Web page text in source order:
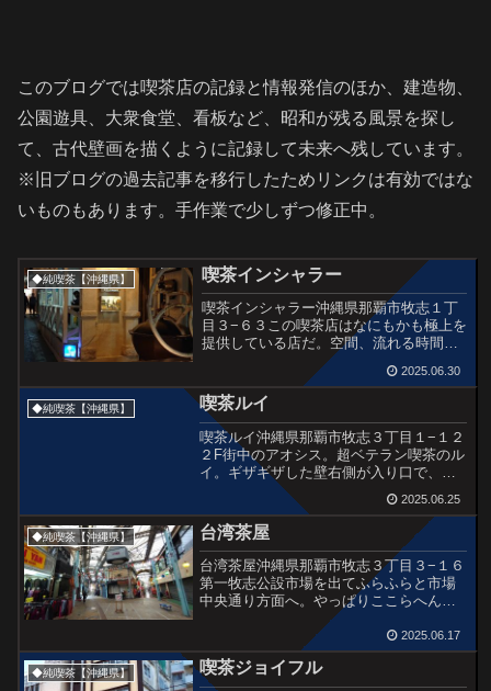
このブログでは喫茶店の記録と情報発信のほか、建造物、
公園遊具、大衆食堂、看板など、昭和が残る風景を探し
て、古代壁画を描くように記録して未来へ残しています。
※旧ブログの過去記事を移行したためリンクは有効ではな
いものもあります。手作業で少しずつ修正中。
◆純喫茶【沖縄県】 喫茶インシャラー
喫茶インシャラー沖縄県那覇市牧志１丁
目３−６３この喫茶店はなにもかも極上を
提供している店だ。空間、流れる時間、
サービス、味。どれも極めた感がある。
入った瞬間にそう感じた。店内の暗さも
よい。不思議な装飾品もアラビアン。ア
ラビアンナイトに身を沈...
2025.06.30
◆純喫茶【沖縄県】 喫茶ルイ
喫茶ルイ沖縄県那覇市牧志３丁目１−１２
２F街中のアオシス。超ベテラン喫茶のル
イ。ギザギザした壁右側が入り口で、店
は二階。まだ開店前のようなのでしばら
く待機だ。看板でこんなお誘いうけたら
入らないわけにはいかん。店の方がシャ
ッター開けてくけれ...
2025.06.25
◆純喫茶【沖縄県】 台湾茶屋
台湾茶屋沖縄県那覇市牧志３丁目３−１６
第一牧志公設市場を出てふらふらと市場
中央通り方面へ。やっぱりここらへんが
那覇に来た感じがします。好き。迷路の
ような市場界隈。裏(えびす通り側)に出る
と、びっくり。この服屋さん、服の洪水
のような景色はベト...
2025.06.17
◆純喫茶【沖縄県】 喫茶ジョイフル